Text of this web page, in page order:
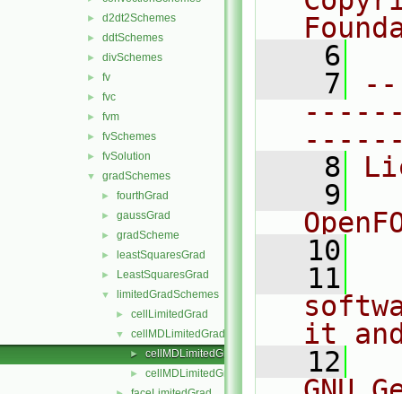
► d2dt2Schemes
► ddtSchemes
► divSchemes
► fv
► fvc
► fvm
► fvSchemes
► fvSolution
▼ gradSchemes
► fourthGrad
► gaussGrad
► gradScheme
► leastSquaresGrad
► LeastSquaresGrad
▼ limitedGradSchemes
► cellLimitedGrad
▼ cellMDLimitedGrad
► cellMDLimitedGrad.H
► cellMDLimitedGrads.C
    6
    7
    8
    9
   10
   11
it
   12